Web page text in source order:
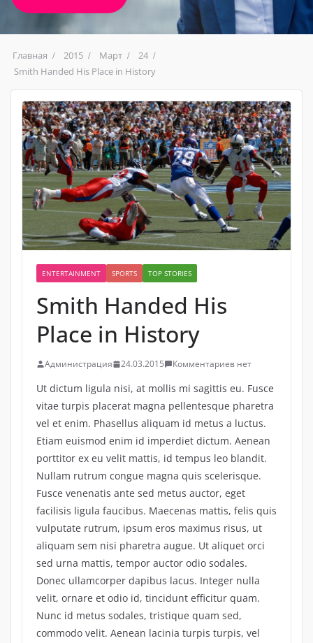
Главная 2015 Март
24
Smith Handed His Place in History
ENTERTAINMENT SPORTS TOP STORIES
Smith Handed His
Place in History
Администрация 24.03.2015 Комментариев нет
Ut dictum ligula nisi, at mollis mi sagittis eu. Fusce
vitae turpis placerat magna pellentesque pharetra
vel et enim. Phasellus aliquam id metus a luctus.
Etiam euismod enim id imperdiet dictum. Aenean
porttitor ex eu velit mattis, id tempus leo blandit.
Nullam rutrum congue magna quis scelerisque.
Fusce venenatis ante sed metus auctor, eget
facilisis ligula faucibus. Maecenas mattis, felis quis
vulputate rutrum, ipsum eros maximus risus, ut
aliquam sem nisi pharetra augue. Ut aliquet orci
sed urna mattis, tempor auctor odio sodales.
Donec ullamcorper dapibus lacus. Integer nulla
velit, ornare et odio id, tincidunt efficitur quam.
Nunc id metus sodales, tristique quam sed,
commodo velit. Aenean lacinia turpis turpis, vel